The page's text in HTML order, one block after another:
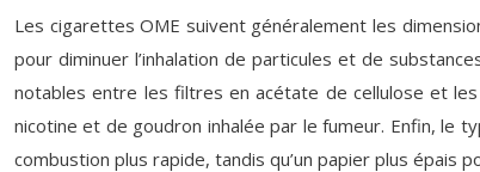
Les cigarettes OME suivent généralement les
pour diminuer l’inhalation de particules et de
notables entre les filtres en acétate de cellulose et
nicotine et de goudron inhalée par le fumeur. Enfin, le
combustion plus rapide, tandis qu’un papier plus épais